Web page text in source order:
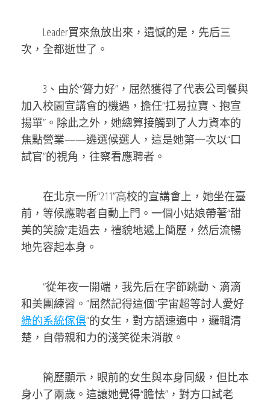
Leader買來魚放出來，遺憾的是，先后三
次，全都逝世了。
3、由於“膂力好”，屈然獲得了代表公司餐與
加入校園宣講會的機遇，擔任“扛易拉寶、抱宣
揚單”。除此之外，她總算接觸到了人力資本的
焦點營業——遴選候選人，這是她第一次以“口
試官”的視角，往察看應聘者。
在北京一所“211”高校的宣講會上，她坐在臺
前，等候應聘者自動上門。一個小姑娘帶著“甜
美的笑臉”走過去，禮貌地遞上簡歷，然后流暢
地先容起本身。
“從年夜一開端，我先后在字節跳動、滴滴
和美團練習。”屈然記得這個“宇宙超等討人愛好
綠的系統傢俱”的女生，對方語速適中，邏輯清
楚，自帶親和力的淺笑從未消散。
簡歷顯示，眼前的女生與本身同級，但比本
身小了兩歲。這讓她覺得“膽怯”，對方口試老